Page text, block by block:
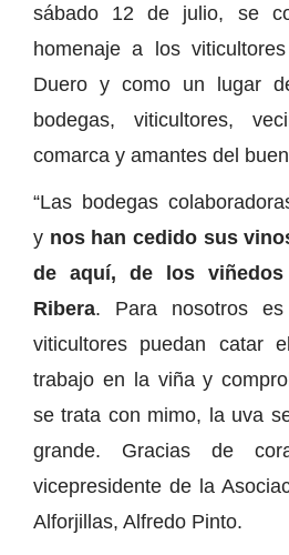
sábado 12 de julio, se
homenaje a los
Duero y como un lugar
bodegas, viticultores,
comarca y amantes del
“Las bodegas
y nos han cedido sus
de aquí, de los
Ribera. Para nosotros
viticultores puedan catar
trabajo en la viña y
se trata con mimo, la uva
grande. Gracias de
vicepresidente de la
Alforjillas, Alfredo Pinto.